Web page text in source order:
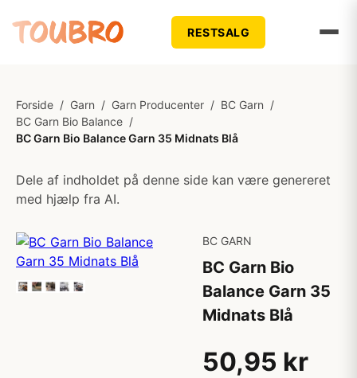
RESTSALG
Forside / Garn / Garn Producenter / BC Garn /
BC Garn Bio Balance /
BC Garn Bio Balance Garn 35 Midnats Blå
Dele af indholdet på denne side kan være genereret
med hjælp fra AI.
BC GARN
BC Garn Bio
Balance Garn 35
Midnats Blå
50,95 kr